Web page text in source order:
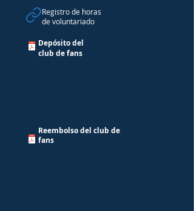
Registro de horas
de voluntariado
Depósito del
club de fans
Reembolso del club de
fans